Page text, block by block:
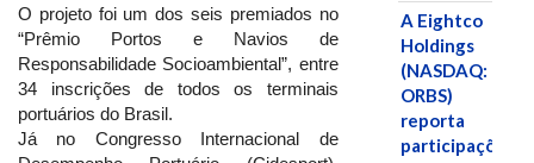
O projeto foi um dos seis premiados no
“Prêmio Portos e Navios de
Responsabilidade Socioambiental”, entre
34 inscrições de todos os terminais
portuários do Brasil.
Já no Congresso Internacional de
A Eightco
Holdings
(NASDAQ:
ORBS)
reporta
participações